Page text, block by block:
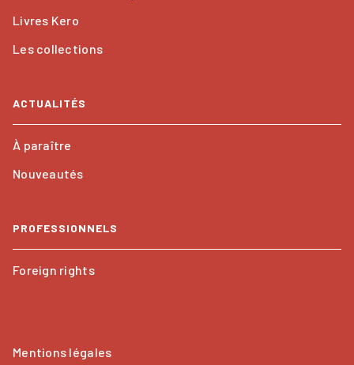
Livres Kero
Les collections
ACTUALITÉS
À paraître
Nouveautés
PROFESSIONNELS
Foreign rights
Mentions légales